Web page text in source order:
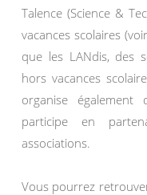
Talence (Science &
vacances scolaires
que les LANdis, des
hors vacances
organise également
participe en
associations.
Vous pourrez